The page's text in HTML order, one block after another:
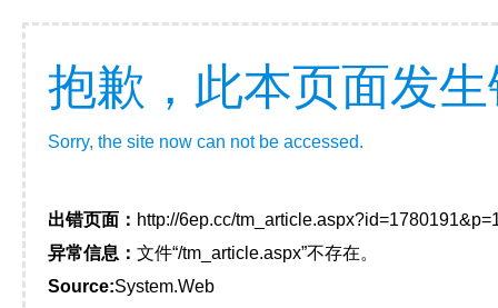
抱歉，此本页面发
Sorry, the site now can not be accessed.
出错页面： http://6ep.cc/
异常信息： 文件“/tm_article.aspx”不存在。
Source:System.Web